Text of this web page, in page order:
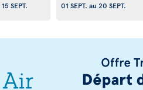
15 SEPT.
01 SEPT. au 20 SEPT.